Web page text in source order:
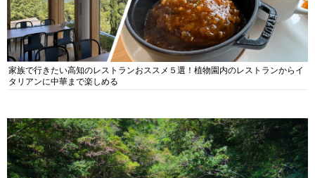
家族で行きたい高知のレストランおススメ５選！植物園内のレストランからイ
タリアンに中華まで楽しめる